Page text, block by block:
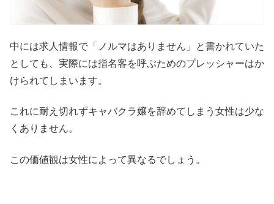
中には求人情報で「ノルマはありません」と書かれていた
としても、実際には指名客を呼ぶためのプレッシャーはか
けられてしまいます。
これに耐え切れずキャバクラ嬢を辞めてしまう女性は少な
くありません。
この価値観は女性によって異なるでしょう。